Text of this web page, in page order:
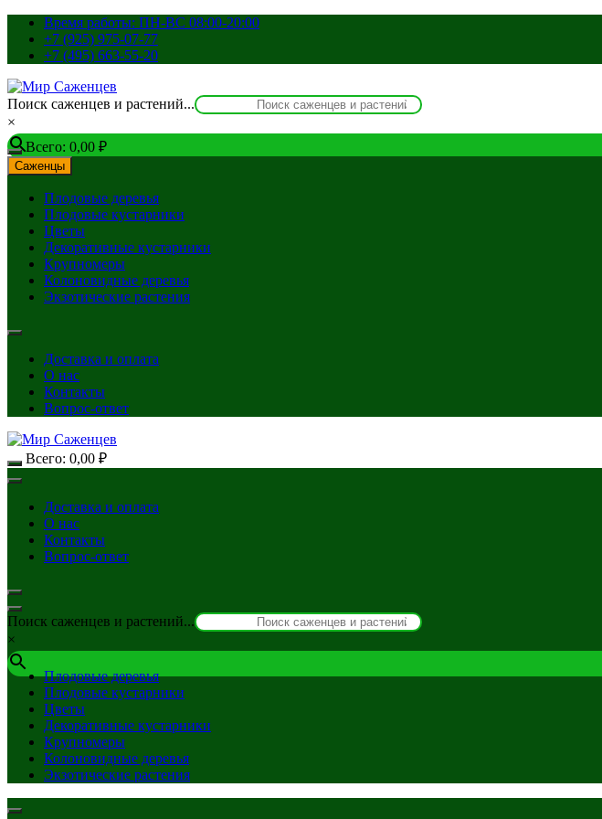
Перейти
содержимому
Время работы: ПН-ВС 08:00-20:00
+7 (925) 975-07-77
+7 (495) 663-55-20
Поиск саженцев и растений...
×
Всего: 0,00 ₽
Саженцы
Плодовые деревья
Плодовые кустарники
Цветы
Декоративные кустарники
Крупномеры
Колоновидные деревья
Экзотические растения
Доставка и оплата
О нас
Контакты
Вопрос-ответ
Всего: 0,00 ₽
Доставка и оплата
О нас
Контакты
Вопрос-ответ
Поиск саженцев и растений...
×
Плодовые деревья
Плодовые кустарники
Цветы
Декоративные кустарники
Крупномеры
Колоновидные деревья
Экзотические растения